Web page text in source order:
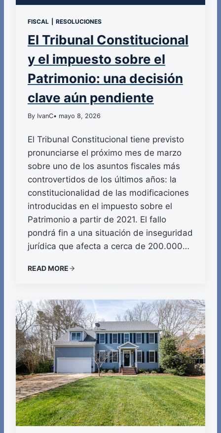
FISCAL RESOLUCIONES
El Tribunal Constitucional
y el impuesto sobre el
Patrimonio: una decisión
clave aún pendiente
By IvanC• mayo 8, 2026
El Tribunal Constitucional tiene previsto
pronunciarse el próximo mes de marzo
sobre uno de los asuntos fiscales más
controvertidos de los últimos años: la
constitucionalidad de las modificaciones
introducidas en el impuesto sobre el
Patrimonio a partir de 2021. El fallo
pondrá fin a una situación de inseguridad
jurídica que afecta a cerca de 200.000…
READ MORE